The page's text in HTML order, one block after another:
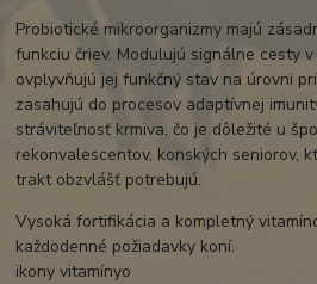
Probiotické mikroorganizmy majú
funkciu čriev. Modulujú signálne cesty
ovplyvňujú jej funkčný stav na úrovni
zasahujú do procesov adaptívnej
stráviteľnosť krmiva, čo je dôležité u
rekonvalescentov, konských seniorov,
trakt obzvlášť potrebujú.
Vysoká fortifikácia a kompletný
každodenné požiadavky koní.
ikony vitamínyo